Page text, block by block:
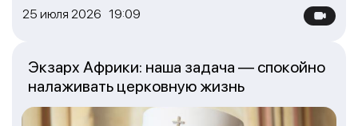
25 июля 2026 19:09
Экзарх Африки: наша задача — спокойно
налаживать церковную жизнь